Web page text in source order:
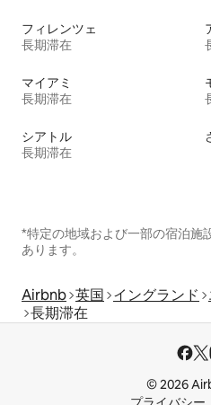
フィレンツェ
長期滞在
マイアミ
長期滞在
シアトル
長期滞在
*特定の地域および一部の宿泊施
あります。
Airbnb 英国 イングランド
長期滞在
© 2026